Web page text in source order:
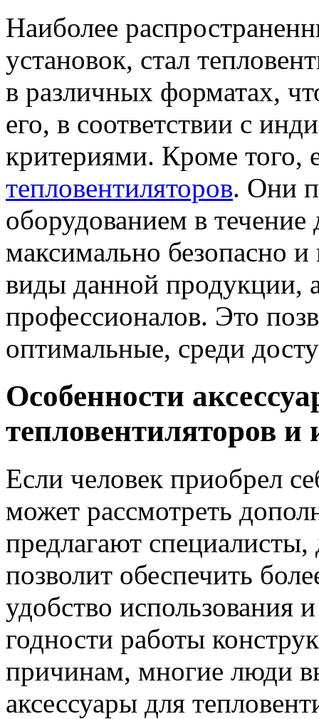
Наиболее
установок, стал
в различных форматах,
его, в соответствии с
критериями. Кроме того,
тепловентиляторов. Они
оборудованием в
максимально безопасно
виды данной продукции,
профессионалов. Это
оптимальные, среди
Особенности
тепловентиляторов и
Если человек приобрел
может рассмотреть
предлагают
позволит обеспечить
удобство использования
годности работы
причинам, многие люди
аксессуары для